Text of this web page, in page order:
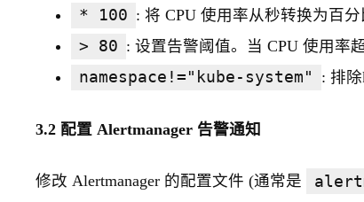
* 100 : 将 CPU 使用率从秒转换为百分
> 80 : 设置告警阈值。当 CPU 使用率
namespace!="kube-system"
: 排
3.2 配置 Alertmanager 告警通知
修改 Alertmanager 的配置文件 (通常是